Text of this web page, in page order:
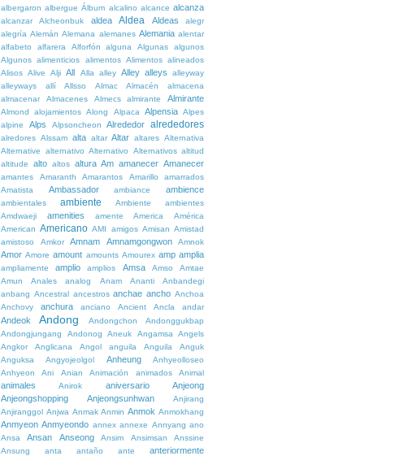
albergaron albergue Álbum alcalino alcance alcanza
alcanzar Alcheonbuk aldea Aldea Aldeas
alegr
alegría Alemán Alemana alemanes Alemania alentar
alfabeto
alfarera Alforfón alguna Algunas
algunos
Algunos alimenticios alimentos Alimentos alineados
Alisos Alive Alji All Alla alley Alley alleys
alleyway
alleyways
allí Allsso Almac Almacén
almacena
almacenar
Almacenes Almecs almirante Almirante
Almond alojamientos Along Alpaca Alpensia Alpes
alpine
Alps Alpsoncheon Alrededor alrededores
alredores Alssam alta altar Altar altares Alternativa
Alternative
alternativo Alternativo Alternativos altitud
altitude
alto altos altura Am amanecer Amanecer
amantes Amaranth Amarantos Amarillo
amarrados
Amatista
Ambassador ambiance ambience
ambientales ambiente Ambiente
ambientes
Amdwaeji
amenities amente America
América
American Americano AMI amigos Amisan Amistad
amistoso
Amkor Amnam Amnamgongwon Amnok
Amor Amore amount amounts Amourex amp amplia
ampliamente amplio amplios Amsa Amso
Amtae
Amun
Anales analog Anam Ananti
Anbandegi
anbang Ancestral ancestros anchae ancho Anchoa
Anchovy
anchura anciano Ancient Ancla andar
Andeok Andong Andongchon
Andonggukbap
Andongjungang
Andonog Aneuk Angamsa
Angels
Angkor
Anglicana Angol anguila Anguila
Anguk
Anguksa
Angyojeolgol Anheung
Anhyeolloseo
Anhyeon
Ani Anian Animación animados Animal
animales Anirok aniversario
Anjeong
Anjeongshopping
Anjeongsunhwan
Anjirang
Anjiranggol Anjwa Anmak Anmin Anmok Anmokhang
Anmyeon Anmyeondo annex annexe Annyang ano
Ansa
Ansan Anseong Ansim Ansimsan
Anssine
Ansung
anta antaño ante anteriormente